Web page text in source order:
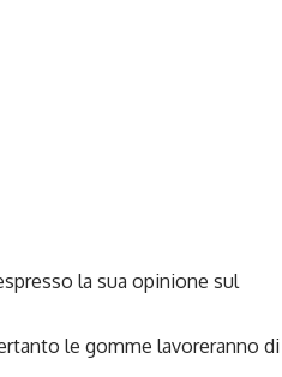
la sua opinione sul
le gomme lavoreranno di